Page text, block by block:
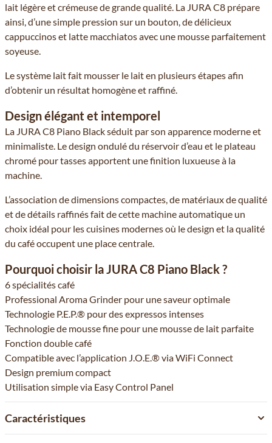
lait légère et crémeuse de grande qualité. La JURA C8 prépare
ainsi, d’une simple pression sur un bouton, de délicieux
cappuccinos et latte macchiatos avec une mousse parfaitement
soyeuse.
Le système lait fait mousser le lait en plusieurs étapes afin
d’obtenir un résultat homogène et raffiné.
Design élégant et intemporel
La JURA C8 Piano Black séduit par son apparence moderne et
minimaliste. Le design ondulé du réservoir d’eau et le plateau
chromé pour tasses apportent une finition luxueuse à la
machine.
L’association de dimensions compactes, de matériaux de qualité
et de détails raffinés fait de cette machine automatique un
choix idéal pour les cuisines modernes où le design et la qualité
du café occupent une place centrale.
Pourquoi choisir la JURA C8 Piano Black ?
6 spécialités café
Professional Aroma Grinder pour une saveur optimale
Technologie P.E.P.® pour des expressos intenses
Technologie de mousse fine pour une mousse de lait parfaite
Fonction double café
Compatible avec l’application J.O.E.® via WiFi Connect
Design premium compact
Utilisation simple via Easy Control Panel
Caractéristiques